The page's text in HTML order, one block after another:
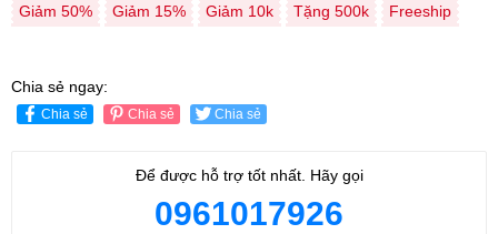
Giảm 50% Giảm 15% Giảm 10k Tặng 500k Freeship
Chia sẻ ngay:
Chia sẻ Chia sẻ Chia sẻ
Để được hỗ trợ tốt nhất. Hãy gọi
0961017926